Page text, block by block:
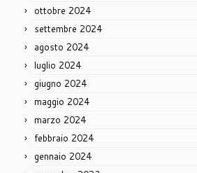
ottobre 2024
settembre 2024
agosto 2024
luglio 2024
giugno 2024
maggio 2024
marzo 2024
febbraio 2024
gennaio 2024